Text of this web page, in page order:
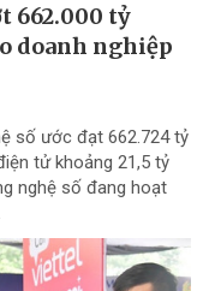
662.000 tỷ
doanh nghiệp
số ước đạt 662.724 tỷ
tử khoảng 21,5 tỷ
nghệ số đang hoạt